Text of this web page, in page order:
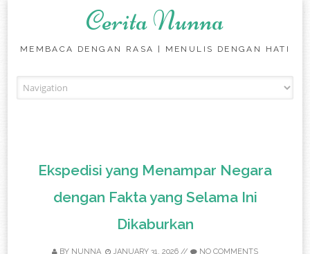
Cerita Nunna
MEMBACA DENGAN RASA | MENULIS DENGAN HATI
Ekspedisi yang Menampar Negara
dengan Fakta yang Selama Ini
Dikaburkan
BY NUNNA JANUARY 31, 2026 // NO COMMENTS